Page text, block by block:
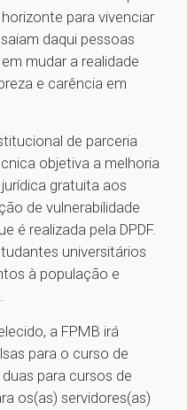
para vivenciar
daqui pessoas
mudar a realidade
e carência em
de parceria
objetiva a melhoria
gratuita aos
de vulnerabilidade
é realizada pela DPDF.
universitários
à população e
a FPMB irá
para o curso de
para cursos de
os(as) servidores(as)